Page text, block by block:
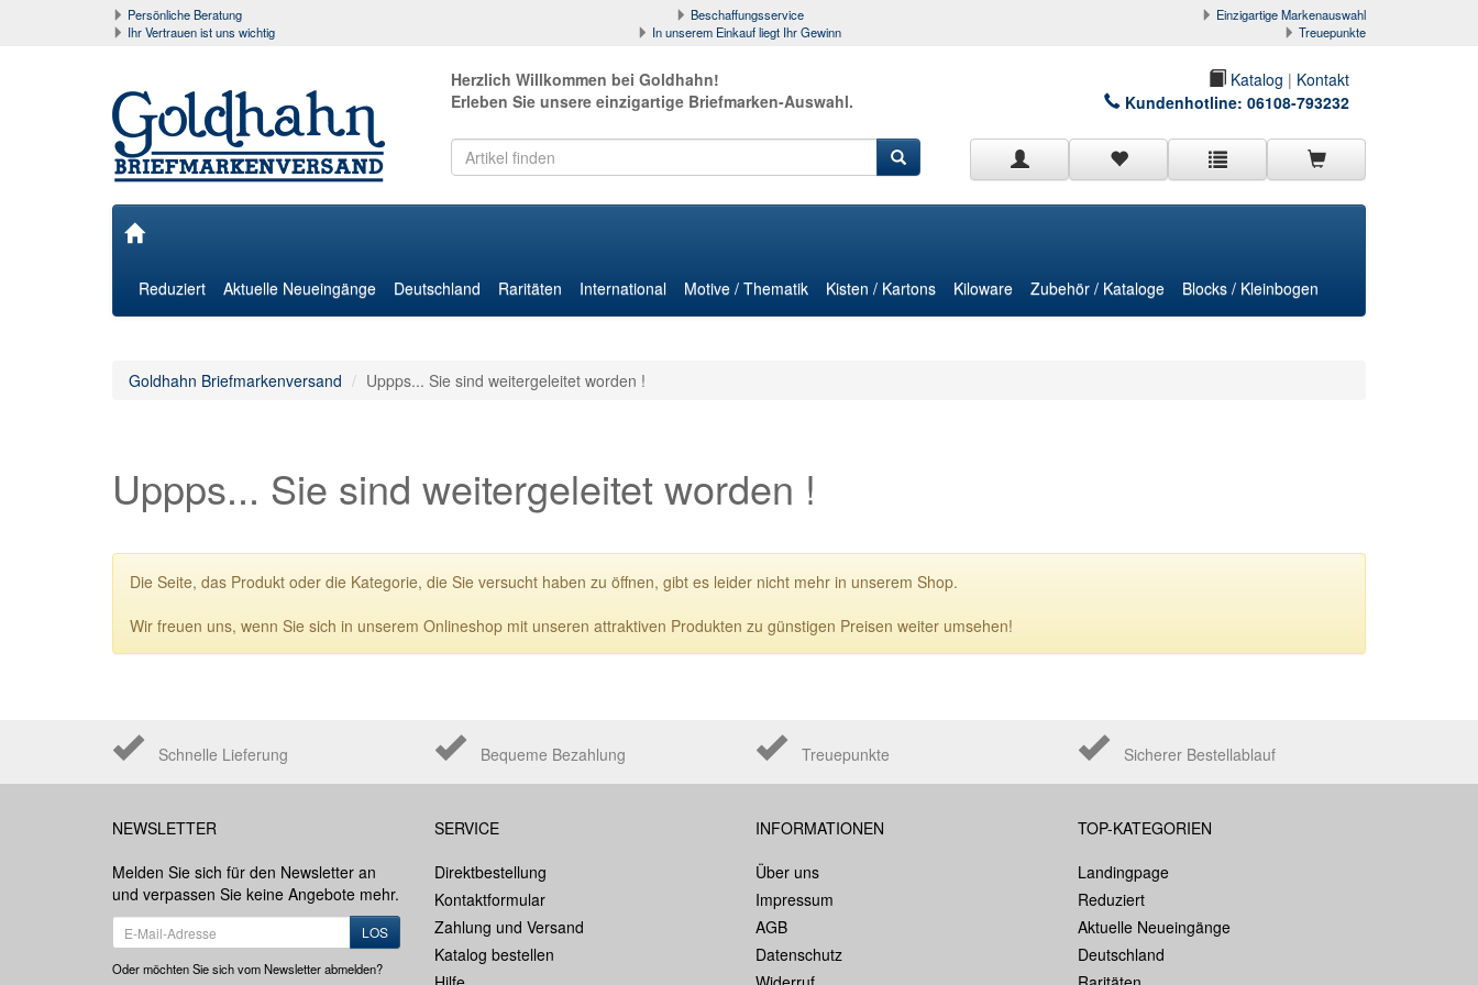
Persönliche Beratung Beschaffungsservice
Einzigartige Markenauswahl
Ihr Vertrauen ist uns wichtig
In unserem Einkauf liegt Ihr Gewinn Treuepunkte
Herzlich Willkommen bei Goldhahn!
Erleben Sie unsere einzigartige Briefmarken-Auswahl.
Katalog | Kontakt
Kundenhotline: 06108-793232
Reduziert Aktuelle Neueingänge Deutschland Raritäten International Motive / Thematik Kisten / Kartons Kiloware Zubehör / Kataloge Blocks / Kleinbogen
Goldhahn Briefmarkenversand Uppps... Sie sind weitergeleitet worden !
Uppps... Sie sind weitergeleitet worden !
Die Seite, das Produkt oder die Kategorie, die Sie versucht haben zu öffnen, gibt es leider nicht mehr in unserem Shop.
Wir freuen uns, wenn Sie sich in unserem Onlineshop mit unseren attraktiven Produkten zu günstigen Preisen weiter umsehen!
Schnelle Lieferung Bequeme Bezahlung Treuepunkte Sicherer Bestellablauf
NEWSLETTER
Melden Sie sich für den Newsletter an
und verpassen Sie keine Angebote mehr.
LOS
Oder möchten Sie sich vom Newsletter abmelden?
SERVICE
Direktbestellung
Kontaktformular
Zahlung und Versand
Katalog bestellen
INFORMATIONEN
Über uns
Impressum
AGB
Datenschutz
TOP-KATEGORIEN
Landingpage
Reduziert
Aktuelle Neueingänge
Deutschland